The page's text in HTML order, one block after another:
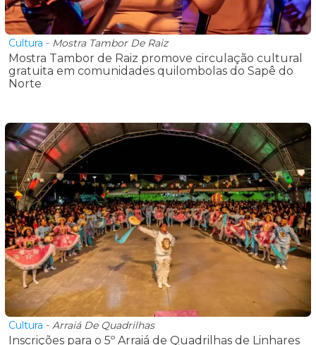
Cultura - Mostra Tambor De Raiz
Mostra Tambor de Raiz promove circulação cultural
gratuita em comunidades quilombolas do Sapê do
Norte
Cultura - Arraiá De Quadrilhas
Inscrições para o 5º Arraiá de Quadrilhas de Linhares